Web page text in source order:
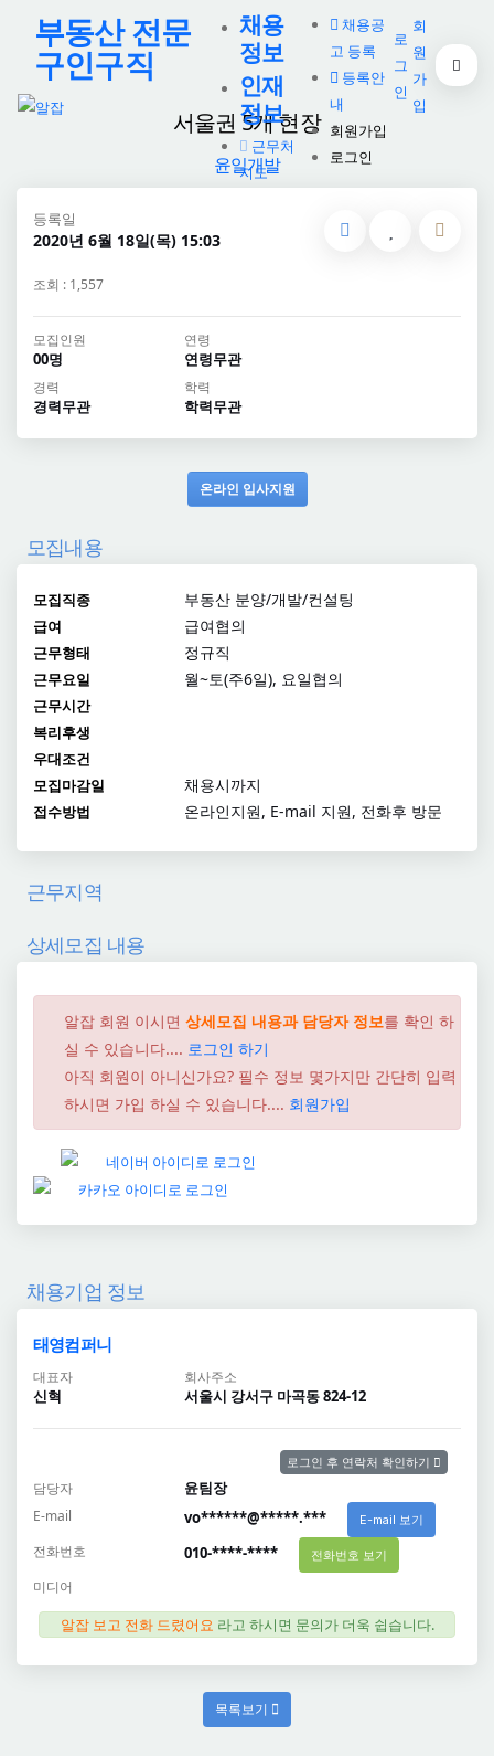
부동산 전문
구인구직
채용
정보
인재
정보
근무처
지도
채용공
고 등록
등록안
내
회원가입
로그인
로
그
인
회
원
가
입
서울권 5개 현장
윤일개발
등록일
2020년 6월 18일(목) 15:03
조회 : 1,557
모집인원
00명
연령
연령무관
경력
경력무관
학력
학력무관
온라인 입사지원
모집내용
모집직종 부동산 분양/개발/컨설팅
급여 급여협의
근무형태 정규직
근무요일 월~토(주6일), 요일협의
근무시간
복리후생
우대조건
모집마감일
채용시까지
접수방법 온라인지원, E-mail 지원, 전화후 방문
근무지역
상세모집 내용
알잡 회원 이시면 상세모집 내용과 담당자 정보를 확인 하
실 수 있습니다.... 로그인 하기
아직 회원이 아니신가요? 필수 정보 몇가지만 간단히 입력
하시면 가입 하실 수 있습니다.... 회원가입
채용기업 정보
태영컴퍼니
대표자
신혁
회사주소
서울시 강서구 마곡동 824-12
로그인 후 연락처 확인하기
담당자 윤팀장
E-mail vo******@*****.*** E-mail 보기
전화번호 010-****-**** 전화번호 보기
미디어
알잡 보고 전화 드렸어요 라고 하시면 문의가 더욱 쉽습니다.
목록보기